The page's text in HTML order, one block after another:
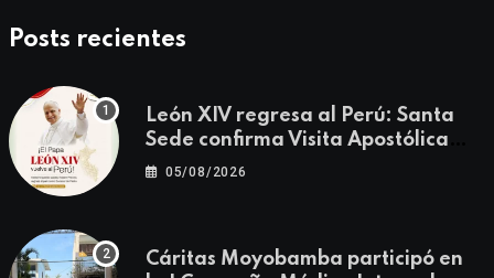
Posts recientes
León XIV regresa al Perú: Santa
Sede confirma Visita Apostólica
del 11 al 17 de noviembre
05/08/2026
Cáritas Moyobamba participó en